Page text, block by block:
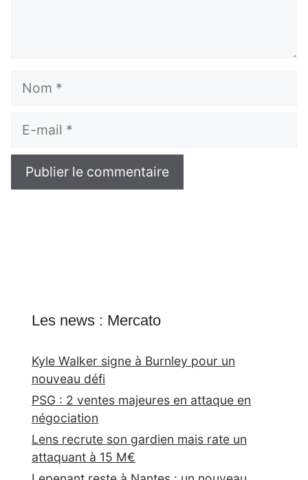
mail
Les news : Mercato
Kyle Walker signe à Burnley pour un
nouveau défi
PSG : 2 ventes majeures en attaque en
négociation
Lens recrute son gardien mais rate un
attaquant à 15 M€